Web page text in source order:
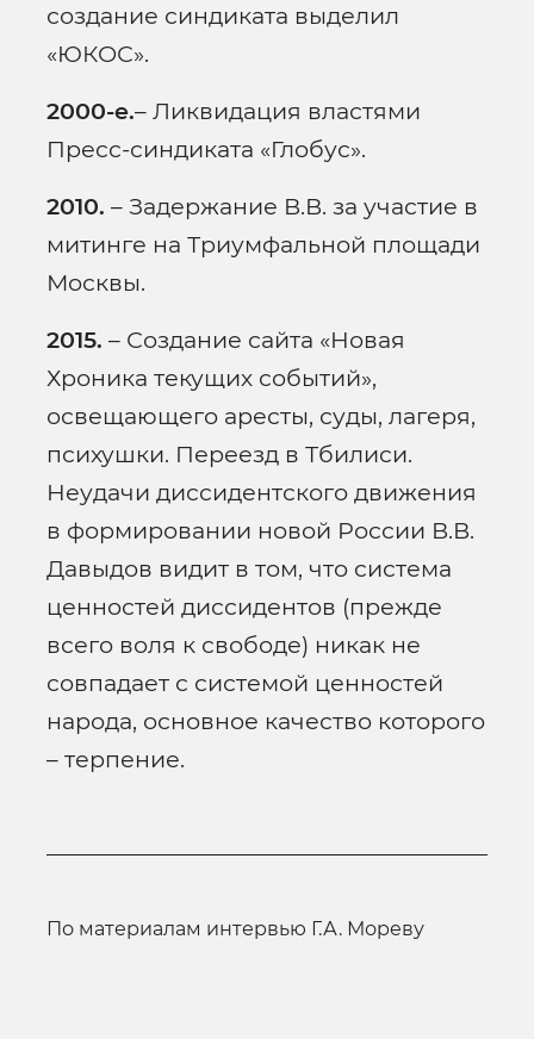
создание синдиката выделил
«ЮКОС».
2000-е.– Ликвидация властями
Пресс-синдиката «Глобус».
2010. – Задержание В.В. за участие в
митинге на Триумфальной площади
Москвы.
2015. – Создание сайта «Новая
Хроника текущих событий»,
освещающего аресты, суды, лагеря,
психушки. Переезд в Тбилиси.
Неудачи диссидентского движения
в формировании новой России В.В.
Давыдов видит в том, что система
ценностей диссидентов (прежде
всего воля к свободе) никак не
совпадает с системой ценностей
народа, основное качество которого
– терпение.
По материалам интервью Г.А. Мореву